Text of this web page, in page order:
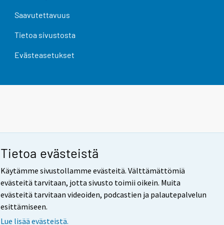
Tietoa evästeistä
Käytämme sivustollamme evästeitä. Välttämättömiä
evästeitä tarvitaan, jotta sivusto toimii oikein. Muita
evästeitä tarvitaan videoiden, podcastien ja palautepalvelun
esittämiseen.
Lue lisää evästeistä.
Saavutettavuus
Tietoa sivustosta
Evästeasetukset